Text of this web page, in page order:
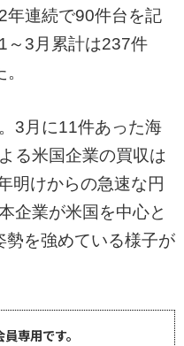
年連続で90件台を記
～3月累計は237件
3月に11件あった海
る米国企業の買収は
明けからの急速な円
企業が米国を中心と
を強めている様子が
専用です。